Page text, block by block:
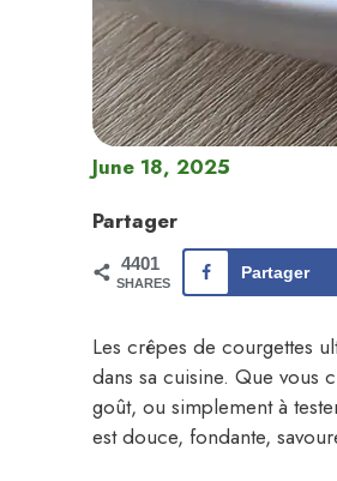
June 18, 2025
Partager
4401
SHARES
Partager
Les crêpes de courgettes
dans sa cuisine. Que vous
goût, ou simplement à
est douce, fondante,